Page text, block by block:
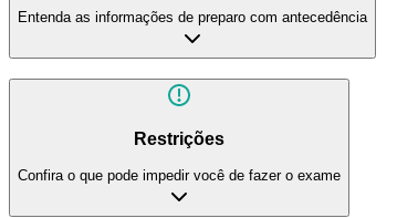
Entenda as informações de preparo com antecedência
Restrições
Confira o que pode impedir você de fazer o exame